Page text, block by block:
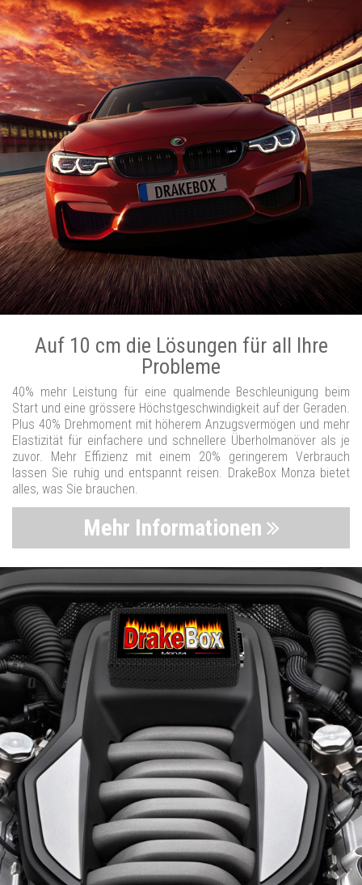
Auf 10 cm die Lösungen für all Ihre
Probleme
40% mehr Leistung für eine qualmende Beschleunigung beim
Start und eine grössere Höchstgeschwindigkeit auf der Geraden.
Plus 40% Drehmoment mit höherem Anzugsvermögen und mehr
Elastizität für einfachere und schnellere Überholmanöver als je
zuvor. Mehr Effizienz mit einem 20% geringerem Verbrauch
lassen Sie ruhig und entspannt reisen. DrakeBox Monza bietet
alles, was Sie brauchen.
Mehr Informationen